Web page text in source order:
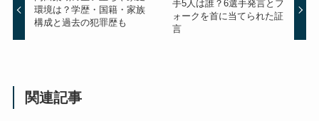
環境は？学歴・国籍・家族
構成と過去の犯罪歴も
手5人は誰？6選手発言とフ
ォークを首に当てられた証
言
関連記事